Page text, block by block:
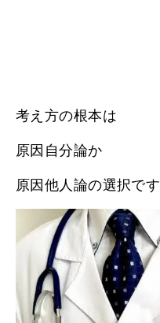
考え方の根本は
原因自分論か
原因他人論の選択です